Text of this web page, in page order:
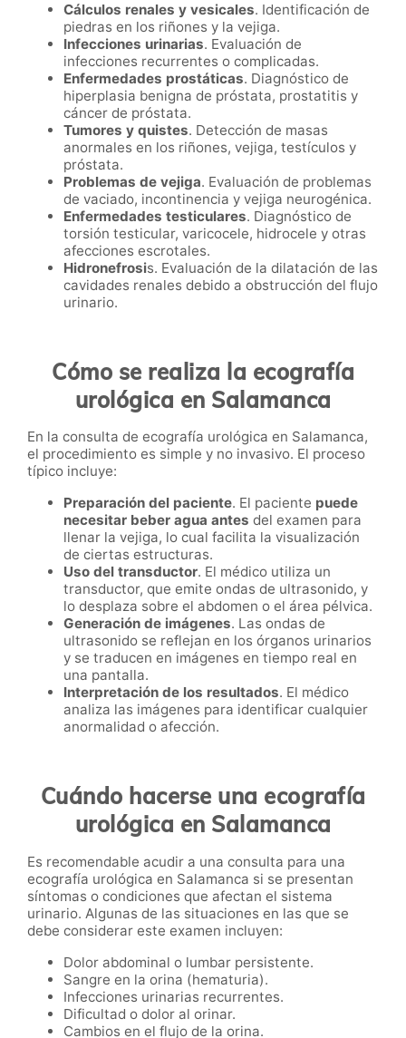
Cálculos renales y vesicales. Identificación de
piedras en los riñones y la vejiga.
Infecciones urinarias. Evaluación de
infecciones recurrentes o complicadas.
Enfermedades prostáticas. Diagnóstico de
hiperplasia benigna de próstata, prostatitis y
cáncer de próstata.
Tumores y quistes. Detección de masas
anormales en los riñones, vejiga, testículos y
próstata.
Problemas de vejiga. Evaluación de problemas
de vaciado, incontinencia y vejiga neurogénica.
Enfermedades testiculares. Diagnóstico de
torsión testicular, varicocele, hidrocele y otras
afecciones escrotales.
Hidronefrosis. Evaluación de la dilatación de las
cavidades renales debido a obstrucción del flujo
urinario.
Cómo se realiza la ecografía
urológica en Salamanca
En la consulta de ecografía urológica en Salamanca,
el procedimiento es simple y no invasivo. El proceso
típico incluye:
Preparación del paciente. El paciente puede
necesitar beber agua antes del examen para
llenar la vejiga, lo cual facilita la visualización
de ciertas estructuras.
Uso del transductor. El médico utiliza un
transductor, que emite ondas de ultrasonido, y
lo desplaza sobre el abdomen o el área pélvica.
Generación de imágenes. Las ondas de
ultrasonido se reflejan en los órganos urinarios
y se traducen en imágenes en tiempo real en
una pantalla.
Interpretación de los resultados. El médico
analiza las imágenes para identificar cualquier
anormalidad o afección.
Cuándo hacerse una ecografía
urológica en Salamanca
Es recomendable acudir a una consulta para una
ecografía urológica en Salamanca si se presentan
síntomas o condiciones que afectan el sistema
urinario. Algunas de las situaciones en las que se
debe considerar este examen incluyen:
Dolor abdominal o lumbar persistente.
Sangre en la orina (hematuria).
Infecciones urinarias recurrentes.
Dificultad o dolor al orinar.
Cambios en el flujo de la orina.